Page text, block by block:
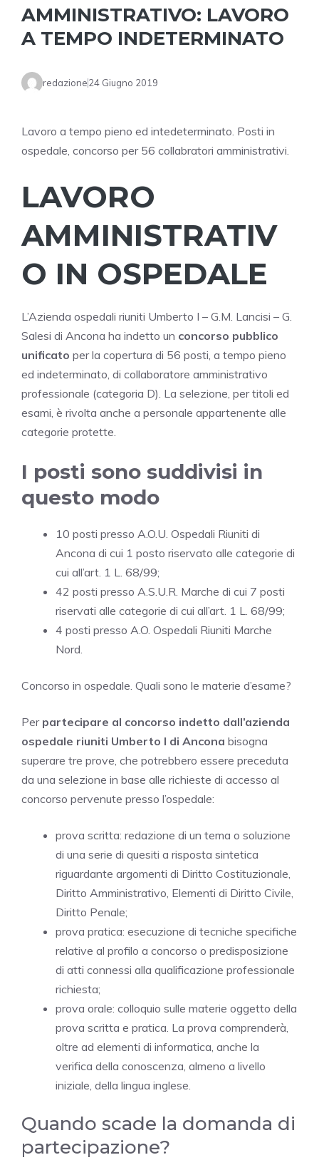
AMMINISTRATIVO: LAVORO
A TEMPO INDETERMINATO
redazione24 Giugno 2019
Lavoro a tempo pieno ed intedeterminato. Posti in
ospedale, concorso per 56 collabratori amministrativi.
LAVORO
AMMINISTRATIV
O IN OSPEDALE
L’Azienda ospedali riuniti Umberto I – G.M. Lancisi – G.
Salesi di Ancona ha indetto un concorso pubblico
unificato per la copertura di 56 posti, a tempo pieno
ed indeterminato, di collaboratore amministrativo
professionale (categoria D). La selezione, per titoli ed
esami, è rivolta anche a personale appartenente alle
categorie protette.
I posti sono suddivisi in
questo modo
10 posti presso A.O.U. Ospedali Riuniti di
Ancona di cui 1 posto riservato alle categorie di
cui all’art. 1 L. 68/99;
42 posti presso A.S.U.R. Marche di cui 7 posti
riservati alle categorie di cui all’art. 1 L. 68/99;
4 posti presso A.O. Ospedali Riuniti Marche
Nord.
Concorso in ospedale. Quali sono le materie d’esame?
Perpartecipare al concorso indetto dall’azienda
ospedale riuniti Umberto I di Ancona bisogna
superare tre prove, che potrebbero essere preceduta
da una selezione in base alle richieste di accesso al
concorso pervenute presso l’ospedale:
prova scritta: redazione di un tema o soluzione
di una serie di quesiti a risposta sintetica
riguardante argomenti di Diritto Costituzionale,
Diritto Amministrativo, Elementi di Diritto Civile,
Diritto Penale;
prova pratica: esecuzione di tecniche specifiche
relative al profilo a concorso o predisposizione
di atti connessi alla qualificazione professionale
richiesta;
prova orale: colloquio sulle materie oggetto della
prova scritta e pratica. La prova comprenderà,
oltre ad elementi di informatica, anche la
verifica della conoscenza, almeno a livello
iniziale, della lingua inglese.
Quando scade la domanda di
partecipazione?